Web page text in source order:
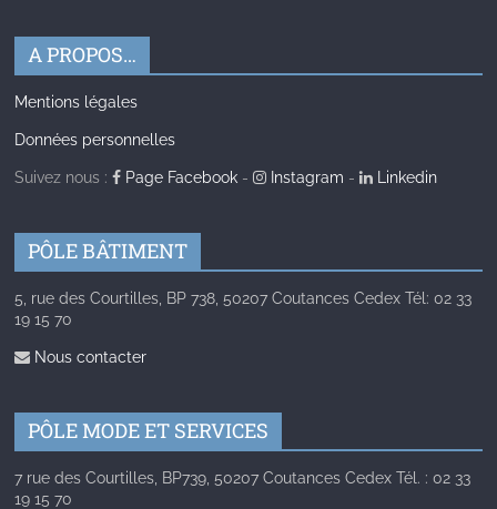
A PROPOS…
Mentions légales
Données personnelles
Suivez nous : Page Facebook - Instagram - Linkedin
PÔLE BÂTIMENT
5, rue des Courtilles, BP 738, 50207 Coutances Cedex Tél: 02 33
19 15 70
Nous contacter
PÔLE MODE ET SERVICES
7 rue des Courtilles, BP739, 50207 Coutances Cedex Tél. : 02 33
19 15 70